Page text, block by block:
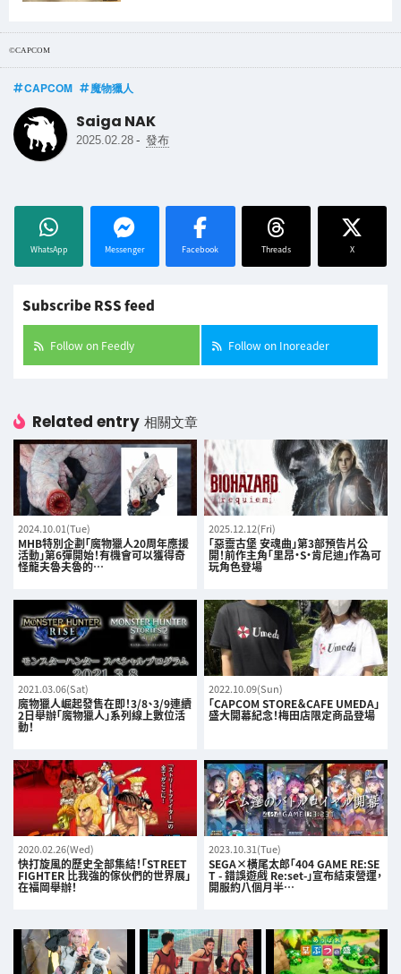
©CAPCOM
CAPCOM 魔物獵人
Saiga NAK
2025.02.28 - 發布
WhatsApp Messenger Facebook Threads X
Subscribe RSS feed
Follow on Feedly Follow on Inoreader
Related entry 相關文章
2024.10.01(Tue)
MHB特別企劃「魔物獵人20周年應援
活動」第6彈開始！有機會可以獲得奇
怪龍夫魯夫魯的…
2025.12.12(Fri)
「惡靈古堡 安魂曲」第3部預告片公
開！前作主角「里昂·S·肯尼迪」作為可
玩角色登場
2021.03.06(Sat)
魔物獵人崛起發售在即！3/8、3/9連續
2日舉辦「魔物獵人」系列線上數位活
動！
2022.10.09(Sun)
「CAPCOM STORE＆CAFE UMEDA」
盛大開幕紀念！梅田店限定商品登場
2020.02.26(Wed)
快打旋風的歷史全部集結！「STREET
FIGHTER 比我強的傢伙們的世界展」
在福岡舉辦！
2023.10.31(Tue)
SEGA×橫尾太郎「404 GAME RE:SE
T - 錯誤遊戲 Re:set-」宣布結束營運，
開服約八個月半…